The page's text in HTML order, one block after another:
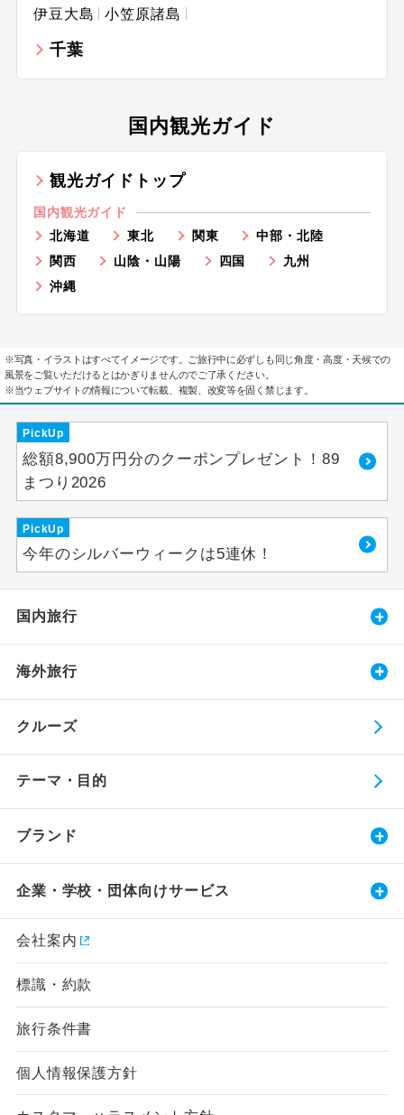
伊豆大島
小笠原諸島
千葉
国内観光ガイド
観光ガイドトップ
国内観光ガイド
北海道
東北 関東
中部・北陸
関西
山陰・山陽 四国
九州
沖縄
※写真・イラストはすべてイメージです。ご旅行中に必ずしも同じ角度・高度・天候での
風景をご覧いただけるとはかぎりませんのでご了承ください。
※当ウェブサイトの情報について転載、複製、改変等を固く禁じます。
PickUp
総額8,900万円分のクーポンプレゼント！89
まつり2026
PickUp
今年のシルバーウィークは5連休！
国内旅行
海外旅行
クルーズ
テーマ・目的
ブランド
企業・学校・団体向けサービス
会社案内
標識・約款
旅行条件書
個人情報保護方針